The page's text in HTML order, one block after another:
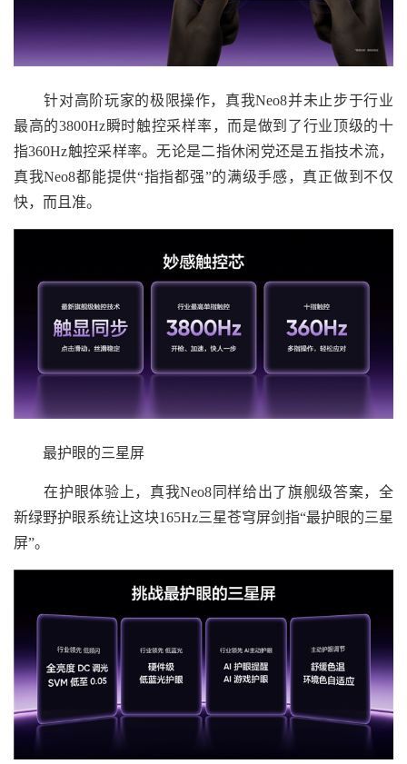
针对高阶玩家的极限操作，真我Neo8并未止步于行业
最高的3800Hz瞬时触控采样率，而是做到了行业顶级的十
指360Hz触控采样率。无论是二指休闲党还是五指技术流，
真我Neo8都能提供“指指都强”的满级手感，真正做到不仅
快，而且准。
最护眼的三星屏
在护眼体验上，真我Neo8同样给出了旗舰级答案，全
新绿野护眼系统让这块165Hz三星苍穹屏剑指“最护眼的三星
屏”。